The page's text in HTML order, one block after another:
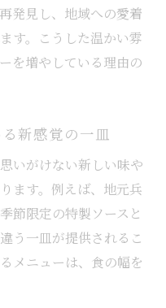
発見し、地域への愛着
す。こうした温かい雰
を増やしている理由の
新感覚の一皿
いがけない新しい味や
ます。例えば、地元兵
節限定の特製ソースと
う一皿が提供されるこ
メニューは、食の幅を